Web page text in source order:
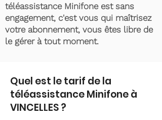
téléassistance Minifone est sans
engagement, c'est vous qui maîtrisez
votre abonnement, vous êtes libre de
le gérer à tout moment.
Quel est le tarif de la
téléassistance Minifone à
VINCELLES ?